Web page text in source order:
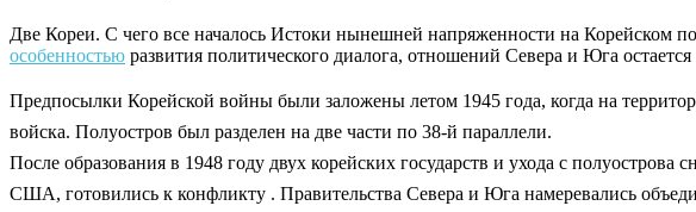
Две Кореи. С чего все началось Истоки нынешней напряженности на Корейском
особенностью развития политического диалога, отношений Севера и Юга
Предпосылки Корейской войны были заложены летом 1945 года, когда на
войска. Полуостров был разделен на две части по 38-й параллели.
После образования в 1948 году двух корейских государств и ухода с
США, готовились к конфликту . Правительства Севера и Юга намеревались